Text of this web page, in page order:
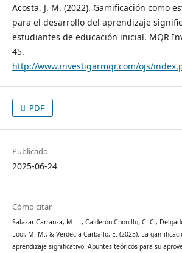
Acosta, J. M. (2022). Gamificación como
para el desarrollo del aprendizaje
estudiantes de educación inicial. MQR
45.
http://www.investigarmqr.com/ojs/
PDF
Publicado
2025-06-24
Cómo citar
Salazar Carranza, M. L., Calderón Chonillo, C. C.,
Loor, M. M., & Verdecia Carballo, E. (2025). La
aprendizaje significativo. Apuntes teóricos para su